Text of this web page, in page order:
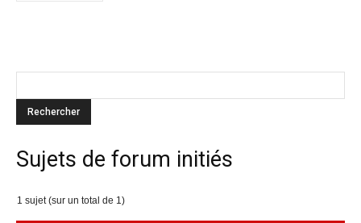
Sujets de forum initiés
1 sujet (sur un total de 1)